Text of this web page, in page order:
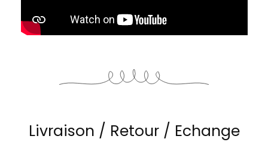
Livraison / Retour / Echange